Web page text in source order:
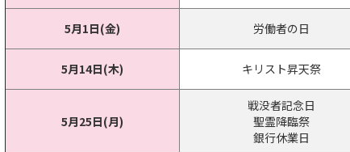
5月1日(金) 労働者の日
5月14日(木) キリスト昇天祭
5月25日(月)
戦没者記念日
聖霊降臨祭
銀行休業日